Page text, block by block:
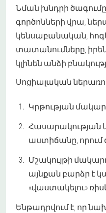
Նման խնդրի
գործոնների վրա,
կենսաբանական,
տատանումները,
կլինեն անձի
Սոցիալական
Կրթության
Հասարակության
աստիճանը, որում
Մշակույթի
այնքան բարձր է
«վաստակելու»
Ենթադրվում է, որ